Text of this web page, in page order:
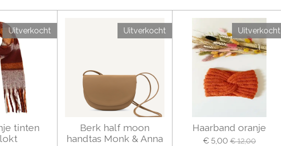
Uitverkocht
tinten
Uitverkocht
Berk half moon
handtas Monk & Anna
Uitverkocht
Haarband oranje
€ 5,00 € 12,00